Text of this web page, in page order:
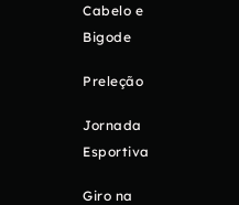
Cabelo e
Bigode
Preleção
Jornada
Esportiva
Giro na